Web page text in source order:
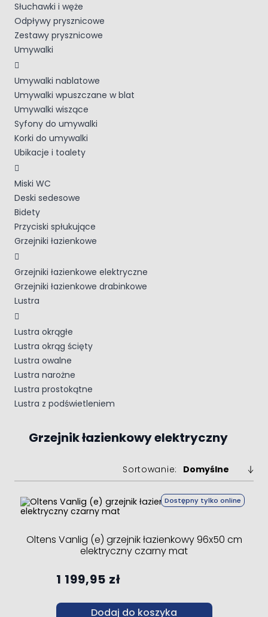
Słuchawki i węże
Odpływy prysznicowe
Zestawy prysznicowe
Umywalki
Umywalki nablatowe
Umywalki wpuszczane w blat
Umywalki wiszące
Syfony do umywalki
Korki do umywalki
Ubikacje i toalety
Miski WC
Deski sedesowe
Bidety
Przyciski spłukujące
Grzejniki łazienkowe
Grzejniki łazienkowe elektryczne
Grzejniki łazienkowe drabinkowe
Lustra
Lustra okrągłe
Lustra okrąg ścięty
Lustra owalne
Lustra narożne
Lustra prostokątne
Lustra z podświetleniem
Grzejnik łazienkowy elektryczny
Sortowanie:
Dostępny tylko online
Oltens Vanlig (e) grzejnik łazienkowy 96x50 cm
elektryczny czarny mat
1 199,95 zł
Dodaj do koszyka